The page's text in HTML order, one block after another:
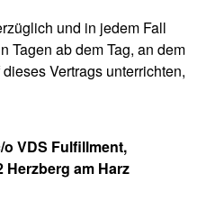
und in jedem Fall
Tagen ab dem Tag, an dem
Vertrags unterrichten,
VDS Fulfillment,
Herzberg am Harz